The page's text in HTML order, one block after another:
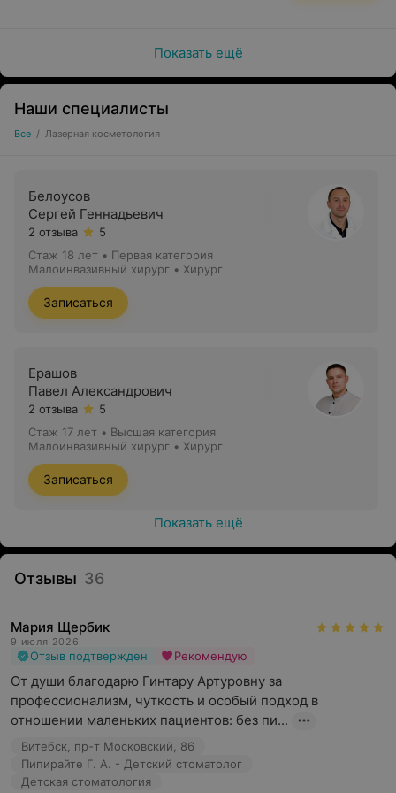
запуску процессов регенерации клеток кожи и
стимуляции производства коллагена.
Показания:
дряблость, снижение тонуса и упругости кожных
покровов лица и тела;
лечение рубцов (в том числе рубцов постакне),
шрамов, коррекция растяжек;
улучшение структуры, цвета и тонуса кожных
периоральной области;
подтяжка кожи в области передней брюшной стенки
(живот);
подтяжка внутренней поверхности бедер, плеч и
ягодиц;
расширенные поры и следы угревой сыпи;
гиперпигментация.
Показать ещё
Наши специалисты
Все / Лазерная косметология
Белоусов
Сергей Геннадьевич
2 отзыва
5
Стаж 18 лет • Первая категория
Малоинвазивный хирург • Хирург
Записаться
Ерашов
Павел Александрович
2 отзыва
5
Стаж 17 лет • Высшая категория
Малоинвазивный хирург • Хирург
Записаться
Показать ещё
Отзывы 36
Мария Щербик
9 июля 2026
Отзыв подтвержден Рекомендую
От души благодарю Гинтару Артуровну за
профессионализм, чуткость и особый подход в
отношении маленьких пациентов: без пи...
Витебск, пр-т Московский, 86
Пипирайте Г. А. - Детский стоматолог
Детская стоматология